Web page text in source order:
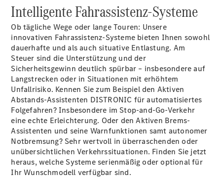
Alle SUVs
EQA
Elektrisch
EQE
SUV
Elektrisch
EQS
SUV
Elektrisch
Mercedes-
Maybach
EQS SUV
Elektrisch
GLA
Intelligente Fahrassistenz-Systeme
Ob tägliche Wege oder lange Touren: Unsere
innovativen Fahrassistenz-Systeme bieten Ihnen sowohl
dauerhafte und als auch situative Entlastung. Am
Steuer sind die Unterstützung und der
Sicherheitsgewinn deutlich spürbar – insbesondere auf
Langstrecken oder in Situationen mit erhöhtem
Unfallrisiko. Kennen Sie zum Beispiel den Aktiven
Abstands-Assistenten DISTRONIC für automatisiertes
Folgefahren? Insbesondere im Stop-and-Go-Verkehr
eine echte Erleichterung. Oder den Aktiven Brems-
Assistenten und seine Warnfunktionen samt autonomer
Notbremsung? Sehr wertvoll in überraschenden oder
unübersichtlichen Verkehrssituationen. Finden Sie jetzt
heraus, welche Systeme serienmäßig oder optional für
Ihr Wunschmodell verfügbar sind.